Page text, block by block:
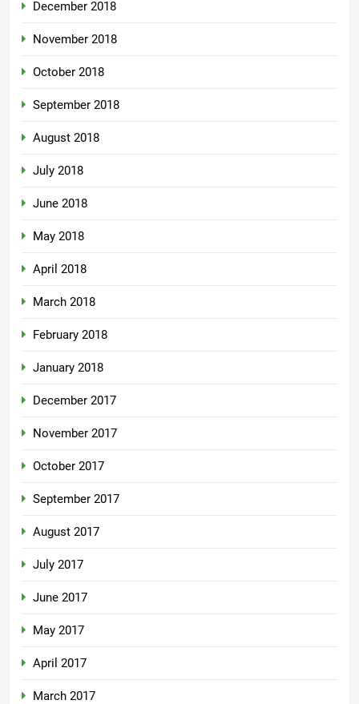
December 2018
November 2018
October 2018
September 2018
August 2018
July 2018
June 2018
May 2018
April 2018
March 2018
February 2018
January 2018
December 2017
November 2017
October 2017
September 2017
August 2017
July 2017
June 2017
May 2017
April 2017
March 2017